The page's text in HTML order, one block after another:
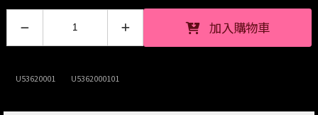
加入購物車
U53620001 U5362000101